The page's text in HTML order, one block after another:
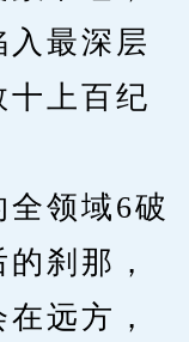
最深层
十上百纪
领域6破
刹那，
远方，